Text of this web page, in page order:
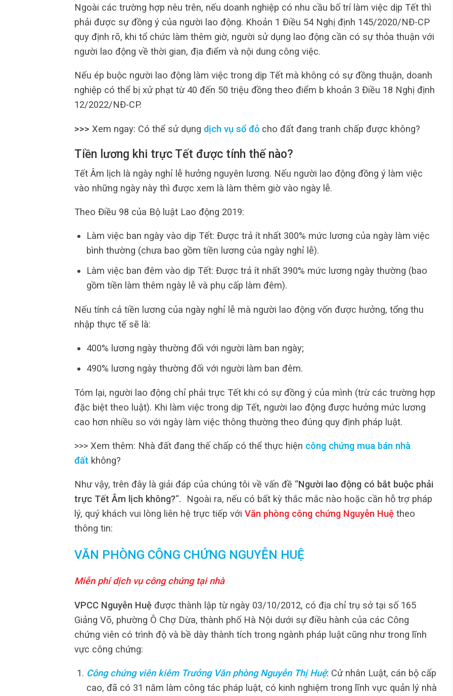
Ngoài các trường hợp nêu trên, nếu doanh nghiệp có nhu cầu bố trí làm việc dịp Tết thì
phải được sự đồng ý của người lao động. Khoản 1 Điều 54 Nghị định 145/2020/NĐ-CP
quy định rõ, khi tổ chức làm thêm giờ, người sử dụng lao động cần có sự thỏa thuận với
người lao động về thời gian, địa điểm và nội dung công việc.
Nếu ép buộc người lao động làm việc trong dịp Tết mà không có sự đồng thuận, doanh
nghiệp có thể bị xử phạt từ 40 đến 50 triệu đồng theo điểm b khoản 3 Điều 18 Nghị định
12/2022/NĐ-CP.
>>> Xem ngay: Có thể sử dụng dịch vụ sổ đỏ cho đất đang tranh chấp được không?
Tiền lương khi trực Tết được tính thế nào?
Tết Âm lịch là ngày nghỉ lễ hưởng nguyên lương. Nếu người lao động đồng ý làm việc
vào những ngày này thì được xem là làm thêm giờ vào ngày lễ.
Theo Điều 98 của Bộ luật Lao động 2019:
Làm việc ban ngày vào dịp Tết: Được trả ít nhất 300% mức lương của ngày làm việc
bình thường (chưa bao gồm tiền lương của ngày nghỉ lễ).
Làm việc ban đêm vào dịp Tết: Được trả ít nhất 390% mức lương ngày thường (bao
gồm tiền làm thêm ngày lễ và phụ cấp làm đêm).
Nếu tính cả tiền lương của ngày nghỉ lễ mà người lao động vốn được hưởng, tổng thu
nhập thực tế sẽ là:
400% lương ngày thường đối với người làm ban ngày;
490% lương ngày thường đối với người làm ban đêm.
Tóm lại, người lao động chỉ phải trực Tết khi có sự đồng ý của mình (trừ các trường hợp
đặc biệt theo luật). Khi làm việc trong dịp Tết, người lao động được hưởng mức lương
cao hơn nhiều so với ngày làm việc thông thường theo đúng quy định pháp luật.
>>> Xem thêm: Nhà đất đang thế chấp có thể thực hiện công chứng mua bán nhà
đất không?
Như vậy, trên đây là giải đáp của chúng tôi về vấn đề “Người lao động có bắt buộc phải
trực Tết Âm lịch không?“.
Ngoài ra, nếu có bất kỳ thắc mắc nào hoặc cần hỗ trợ pháp
lý, quý khách vui lòng liên hệ trực tiếp với Văn phòng công chứng Nguyễn Huệ theo
thông tin:
VĂN PHÒNG CÔNG CHỨNG NGUYỄN HUỆ
Miễn phí dịch vụ công chứng tại nhà
VPCC Nguyễn Huệ được thành lập từ ngày 03/10/2012, có địa chỉ trụ sở tại số 165
Giảng Võ, phường Ô Chợ Dừa, thành phố Hà Nội dưới sự điều hành của các Công
chứng viên có trình độ và bề dày thành tích trong ngành pháp luật cũng như trong lĩnh
vực công chứng:
Công chứng viên kiêm Trưởng Văn phòng Nguyễn Thị Huệ: Cử nhân Luật, cán bộ cấp
cao, đã có 31 năm làm công tác pháp luật, có kinh nghiệm trong lĩnh vực quản lý nhà